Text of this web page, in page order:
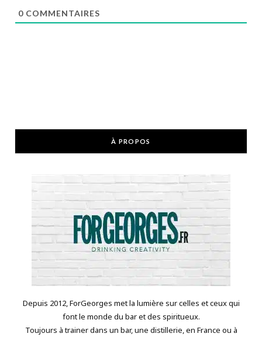
0 COMMENTAIRES
À PROPOS
Depuis 2012, ForGeorges met la lumière sur celles et ceux qui
font le monde du bar et des spiritueux.
Toujours à trainer dans un bar, une distillerie, en France ou à